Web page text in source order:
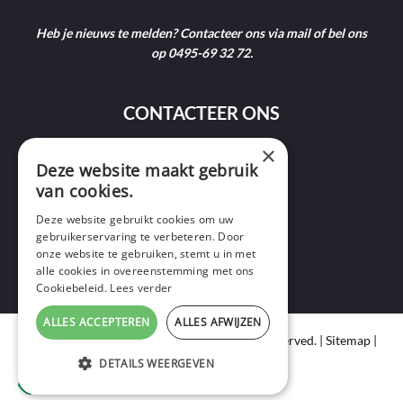
Heb je nieuws te melden? Contacteer ons via mail of bel ons
op 0495-69 32 72.
CONTACTEER ONS
9400 Ninove
+32 495 69 32 72
Copyright © 2020 Ninof Media. All Rights Reserved. | Sitemap|
Cookie Policy|Privacy Policy
×
Deze website maakt gebruik
van cookies.
Deze website gebruikt cookies om uw
gebruikerservaring te verbeteren. Door
onze website te gebruiken, stemt u in met
alle cookies in overeenstemming met ons
Cookiebeleid. Lees verder
ALLES ACCEPTEREN ALLES AFWIJZEN
DETAILS WEERGEVEN